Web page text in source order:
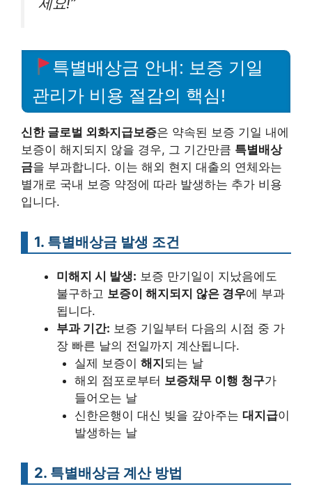
특별배상금 안내: 보증 기일
관리가 비용 절감의 핵심!
신한 글로벌 외화지급보증은 약속된 보증 기일 내에
보증이 해지되지 않을 경우, 그 기간만큼 특별배상
금을 부과합니다. 이는 해외 현지 대출의 연체와는
별개로 국내 보증 약정에 따라 발생하는 추가 비용
입니다.
1. 특별배상금 발생 조건
미해지 시 발생: 보증 만기일이 지났음에도
불구하고 보증이 해지되지 않은 경우에 부과
됩니다.
부과 기간: 보증 기일부터 다음의 시점 중 가
장 빠른 날의 전일까지 계산됩니다.
실제 보증이 해지되는 날
해외 점포로부터 보증채무 이행 청구가
들어오는 날
신한은행이 대신 빚을 갚아주는 대지급이
발생하는 날
2. 특별배상금 계산 방법